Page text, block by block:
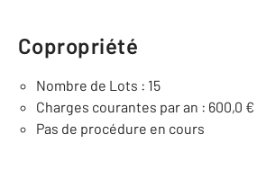
Copropriété
Nombre de Lots : 15
Charges courantes par an : 600,0 €
Pas de procédure en cours